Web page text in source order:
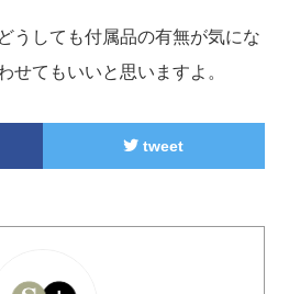
うしても付属品の有無が気にな
せてもいいと思いますよ。
tweet